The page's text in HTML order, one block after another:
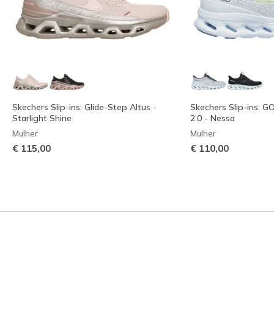
Skechers Slip-ins: Glide-Step Altus -
Starlight Shine
Mulher
€ 115,00
Skechers Slip-ins:
2.0 - Nessa
Mulher
€ 110,00